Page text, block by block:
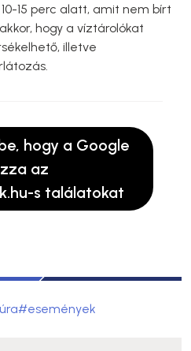
15 perc alatt, amit nem bírt
hogy a víztárolókat
illetve
hogy a Google
az
s találatokat
#események